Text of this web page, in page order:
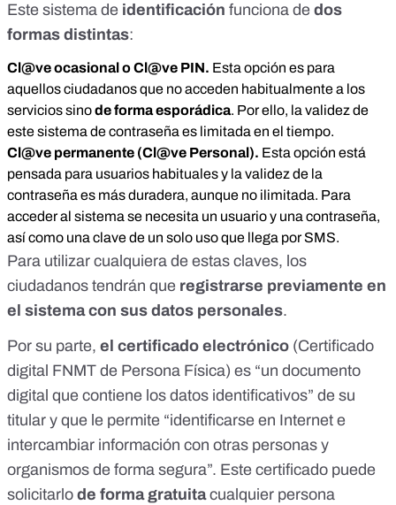
Este sistema de identificación funciona de dos
formas distintas:
Cl@ve ocasional oCl@ve PIN. Esta opción es para
aquellos ciudadanos que no acceden habitualmente a los
servicios sinode forma esporádica. Por ello, la validez de
este sistema de contraseña es limitada en el tiempo.
Cl@ve permanente (Cl@ve Personal). Esta opción está
pensada para usuarios habituales y la validez de la
contraseña es más duradera, aunque no ilimitada. Para
acceder al sistema se necesita un usuario y una contraseña,
así como una clave de un solo uso que llega por SMS.
Para utilizar cualquiera de estas claves, los
ciudadanos tendrán que registrarse previamente en
el sistemacon sus datos personales.
Por su parte, el certificado electrónico (Certificado
digital FNMT de Persona Física) es “un documento
digital que contiene los datos identificativos” de su
titular y que le permite “identificarse en Internet e
intercambiar información con otras personas y
organismos de forma segura”. Este certificado puede
solicitarlo de forma gratuitacualquier persona